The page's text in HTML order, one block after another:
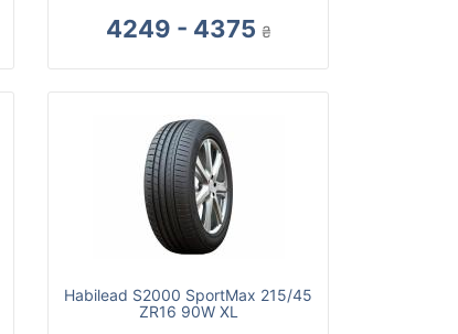
4249 - 4375 ₴
Habilead S2000 SportMax 215/45
ZR16 90W XL